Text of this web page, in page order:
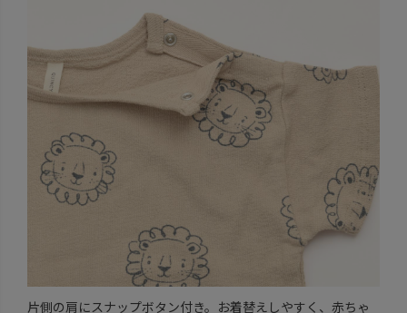
片側の肩にスナップボタン付き。お着替えしやすく、赤ちゃ